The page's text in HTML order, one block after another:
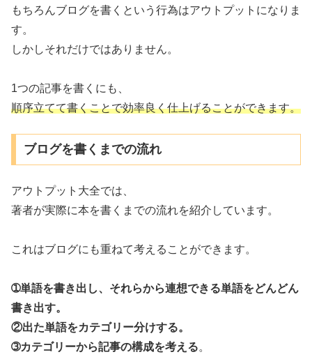
もちろんブログを書くという行為はアウトプットになりま
す。
しかしそれだけではありません。
1つの記事を書くにも、
順序立てて書くことで効率良く仕上げることができます。
ブログを書くまでの流れ
アウトプット大全では、
著者が実際に本を書くまでの流れを紹介しています。
これはブログにも重ねて考えることができます。
➀単語を書き出し、それらから連想できる単語をどんどん
書き出す。
②出た単語をカテゴリー分けする。
➂カテゴリーから記事の構成を考える。